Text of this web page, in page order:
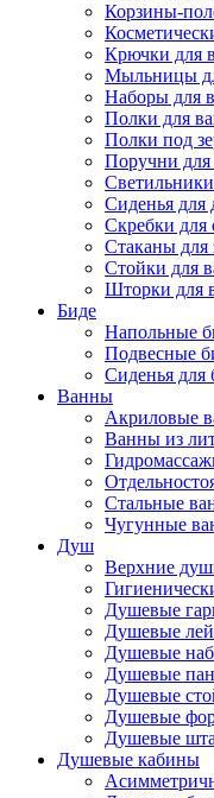
Корзины-
Крючки для
Мыльницы
Наборы для
Полки для
Полки под
Поручни для
Сиденья для
Скребки для
Стаканы для
Стойки для
Шторки для
Биде
Напольные
Подвесные
Сиденья для
Ванны
Акриловые
Ванны из
Стальные
Чугунные
Душ
Верхние
Душевые
Душевые
Душевые
Душевые
Душевые
Душевые
Душевые
Душевые кабины